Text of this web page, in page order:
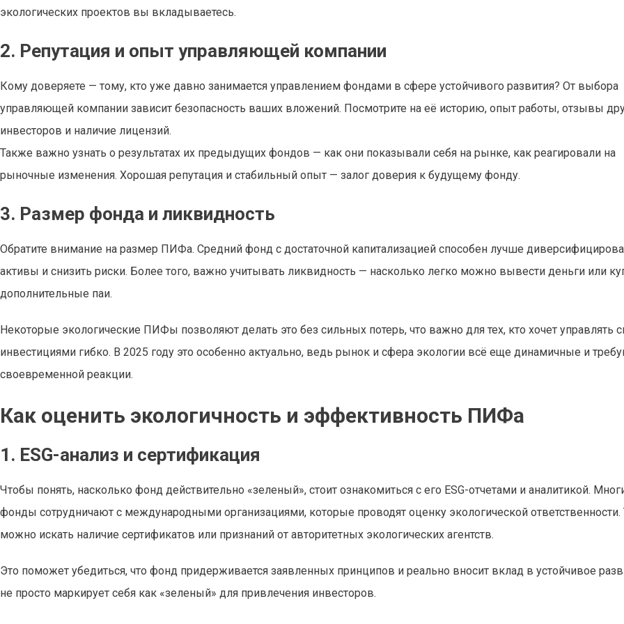
экологических проектов вы вкладываетесь.
2. Репутация и опыт управляющей компании
Кому доверяете — тому, кто уже давно занимается управлением фондами в сфере устойчивого развития? От выбора
управляющей компании зависит безопасность ваших вложений. Посмотрите на её историю, опыт работы, отзывы
инвесторов и наличие лицензий.
Также важно узнать о результатах их предыдущих фондов — как они показывали себя на рынке, как реагировали на
рыночные изменения. Хорошая репутация и стабильный опыт — залог доверия к будущему фонду.
3. Размер фонда и ликвидность
Обратите внимание на размер ПИФа. Средний фонд с достаточной капитализацией способен лучше
активы и снизить риски. Более того, важно учитывать ликвидность — насколько легко можно вывести деньги или
дополнительные паи.
Некоторые экологические ПИФы позволяют делать это без сильных потерь, что важно для тех, кто хочет управлять
инвестициями гибко. В 2025 году это особенно актуально, ведь рынок и сфера экологии всё еще динамичные и
своевременной реакции.
Как оценить экологичность и эффективность ПИФа
1. ESG-анализ и сертификация
Чтобы понять, насколько фонд действительно «зеленый», стоит ознакомиться с его ESG-отчетами и аналитикой.
фонды сотрудничают с международными организациями, которые проводят оценку экологической ответственности.
можно искать наличие сертификатов или признаний от авторитетных экологических агентств.
Это поможет убедиться, что фонд придерживается заявленных принципов и реально вносит вклад в устойчивое
не просто маркирует себя как «зеленый» для привлечения инвесторов.